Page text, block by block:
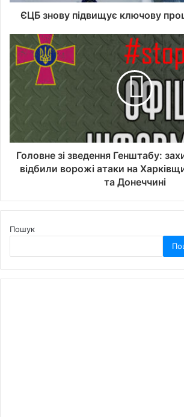
ЄЦБ знову підвищує ключову
Головне зі зведення Генштабу:
відбили ворожі атаки на
та Донеччині
Пошук